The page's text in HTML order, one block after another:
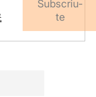
*
Subscriu-
te